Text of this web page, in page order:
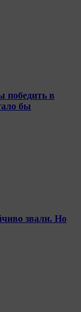
победить в
бы
звали. Но